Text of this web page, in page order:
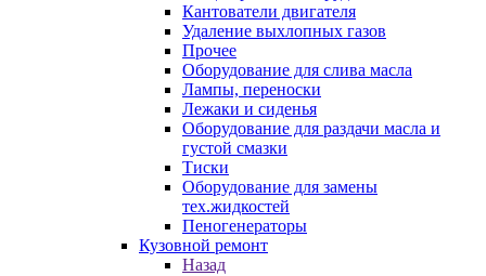
Кантователи двигателя
Удаление выхлопных газов
Прочее
Оборудование для слива масла
Лампы, переноски
Лежаки и сиденья
Оборудование для раздачи масла и
густой смазки
Тиски
Оборудование для замены
тех.жидкостей
Пеногенераторы
Кузовной ремонт
Назад